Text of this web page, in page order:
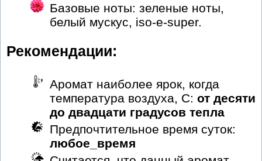
Базовые ноты: зеленые ноты,
белый мускус, iso-e-super.
Рекомендации:
Аромат наиболее ярок, когда
температура воздуха, С: от десяти
до двадцати градусов тепла
Предпочтительное время суток:
любое_время